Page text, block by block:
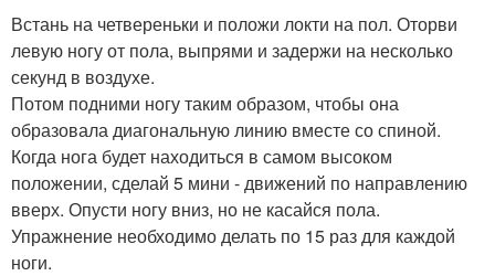
Встань на четвереньки и положи локти на пол. Оторви
левую ногу от пола, выпрями и задержи на несколько
секунд в воздухе.
Потом подними ногу таким образом, чтобы она
образовала диагональную линию вместе со спиной.
Когда нога будет находиться в самом высоком
положении, сделай 5 мини - движений по направлению
вверх. Опусти ногу вниз, но не касайся пола.
Упражнение необходимо делать по 15 раз для каждой
ноги.